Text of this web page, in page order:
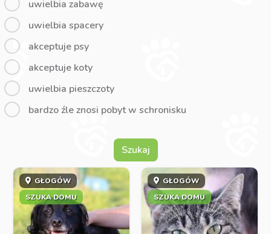
uwielbia zabawę
uwielbia spacery
akceptuje psy
akceptuje koty
uwielbia pieszczoty
bardzo źle znosi pobyt w schronisku
Szukaj
GŁOGÓW
SZUKA DOMU
GŁOGÓW
SZUKA DOMU